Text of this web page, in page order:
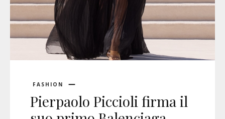
FASHION
Pierpaolo Piccioli firma il